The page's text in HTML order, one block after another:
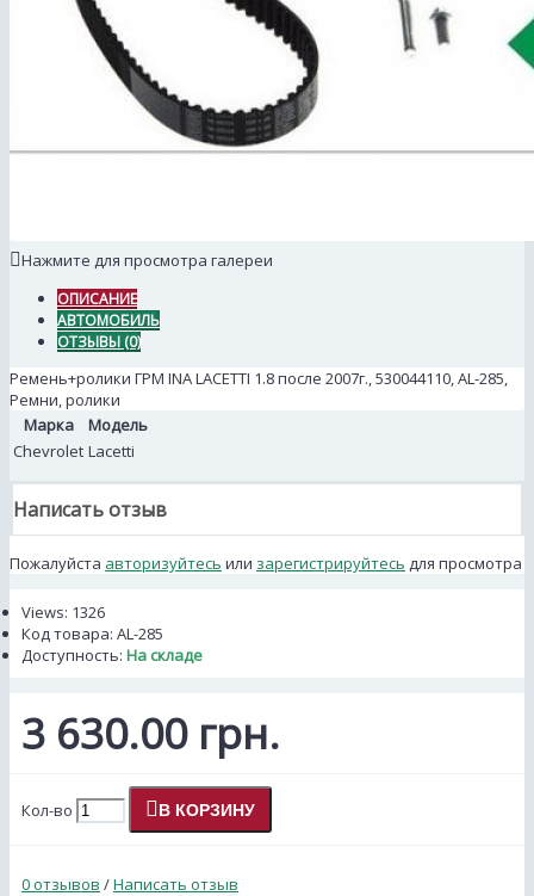
Нажмите для просмотра галереи
ОПИСАНИЕ
АВТОМОБИЛЬ
ОТЗЫВЫ (0)
Ремень+ролики ГРМ INA LACETTI 1.8 после 2007г., 530044110, AL-285,
Ремни, ролики
Марка
Модель
Chevrolet Lacetti
Написать отзыв
Пожалуйста авторизуйтесь или зарегистрируйтесь для просмотра
Views: 1326
Код товара: AL-285
Доступность: На складе
3 630.00 грн.
Кол-во В КОРЗИНУ
0 отзывов /Написать отзыв